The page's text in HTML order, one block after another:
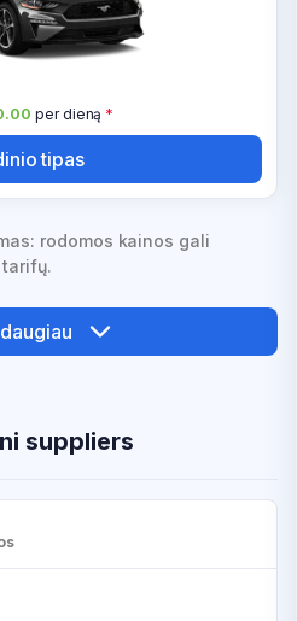
per dieną *
tipas
rodomos kainos gali
suppliers